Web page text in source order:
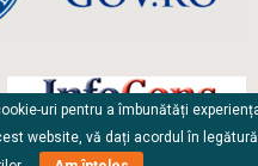
uri pentru a îmbunătăți
website, vă dați acordul în